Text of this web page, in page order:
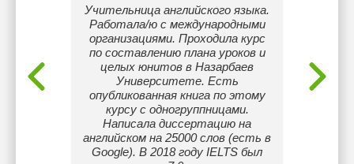
Учительница английского языка.
Работала/ю с международными
организациями. Проходила курс
по составлению плана уроков и
целых юнитов в Назарбаев
Университете. Есть
опубликованная книга по этому
курсу с одногруппницами.
Написала диссертацию на
английском на 25000 слов (есть в
Google). В 2018 году IELTS был